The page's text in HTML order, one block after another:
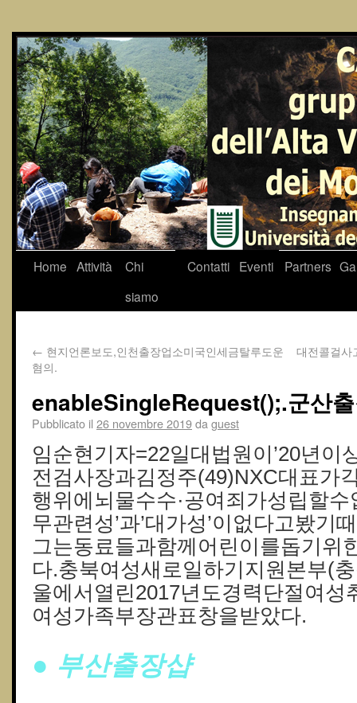
Home Attività
Chi
siamo
Contatti Eventi Partners
← 현지언론보도,인천출장업소미국인세금탈루도운
혐의.
대전콜걸사
enableSingleRequest();.군산
Pubblicato il 26 novembre 2019da guest
임순현기자=22일대법원이’20년이
전검사장과김정주(49)NXC대표가
행위에뇌물수수·공여죄가성립할수
무관련성’과’대가성’이없다고봤기
그는동료들과함께어린이를돕기위
다.충북여성새로일하기지원본부(
울에서열린2017년도경력단절여성
여성가족부장관표창을받았다.
● 부산 출장샵